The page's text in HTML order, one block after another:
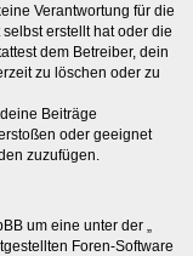
Verantwortung für die
erstellt hat oder die
dem Betreiber, dein
zu löschen oder zu
Beiträge
oder geeignet
zuzufügen.
um eine unter der „
Foren-Software